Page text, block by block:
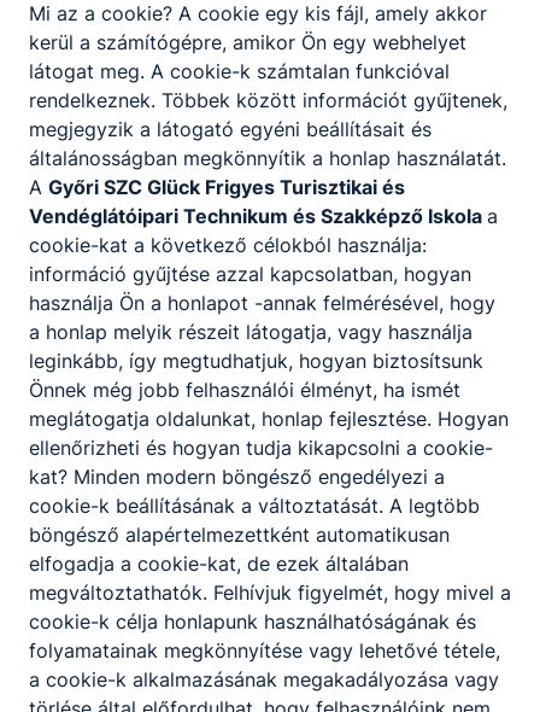
vettük fel Haller János elemi iskolai tanító,
földrajzi, történelmi, néprajzi kutató nevét.
1982-től 12 éven át egy igazgatás alatt, de két
különálló épületben működött az iskola: az Iskola
u. 10-ben az alsó tagozatosok, a Mosonvár út 15-
ben a felsősök tanultak. 1994-ben az Iskola úti
épület megszűnt, és 11 új tanteremmel,
konyhával, étteremmel bővült a Mosonvár utcai
épületünk. Intézményünk 1991-ben kapta meg a
szakképzés lehetőségét. Az 1999 őszén
kezdődő tanévben indult az első vendéglátás-
idegenforgalmi szakirányú szakközépiskolai
képzés, amelyet 2003-as tanévtől kezdődően
technikus képzés egészít ki.Az általános
iskolában 1998-tól indult a két tanítási nyelvű
képzés, majd 2010-től az emelt szintű angol
nyelvi képzés.
A 2004-es tanévtől kezdődően a Bartók Béla
Általános iskolával, 2005-től kezdődően a
máriakálnoki Herman Ottó Általános Iskolával,
mint tagintézményekkel bővült az iskola. Mára
már megszűnt a tagintézményi státusz és iskolánk
két épületben a Mosonvár utcában lévő
Mi az a cookie? A cookie egy kis fájl, amely akkor
kerül a számítógépre, amikor Ön egy webhelyet
látogat meg. A cookie-k számtalan funkcióval
rendelkeznek. Többek között információt gyűjtenek,
megjegyzik a látogató egyéni beállításait és
általánosságban megkönnyítik a honlap használatát.
A Győri SZC Glück Frigyes Turisztikai és
Vendéglátóipari Technikum és Szakképző Iskola a
cookie-kat a következő célokból használja:
információ gyűjtése azzal kapcsolatban, hogyan
használja Ön a honlapot -annak felmérésével, hogy
a honlap melyik részeit látogatja, vagy használja
leginkább, így megtudhatjuk, hogyan biztosítsunk
Önnek még jobb felhasználói élményt, ha ismét
meglátogatja oldalunkat, honlap fejlesztése. Hogyan
ellenőrizheti és hogyan tudja kikapcsolni a cookie-
kat? Minden modern böngésző engedélyezi a
cookie-k beállításának a változtatását. A legtöbb
böngésző alapértelmezettként automatikusan
elfogadja a cookie-kat, de ezek általában
megváltoztathatók. Felhívjuk figyelmét, hogy mivel a
cookie-k célja honlapunk használhatóságának és
folyamatainak megkönnyítése vagy lehetővé tétele,
a cookie-k alkalmazásának megakadályozása vagy